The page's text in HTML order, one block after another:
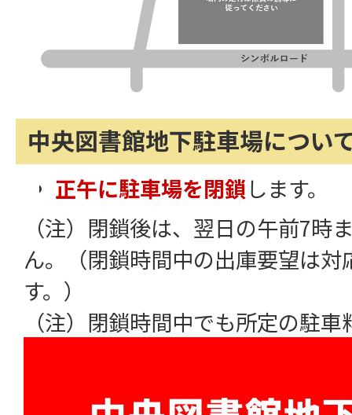
中央図書館地下駐車場につい
正午に駐車場を閉鎖します。
（注）閉鎖後は、翌日の午前7時
ん。（閉鎖時間中の出庫要望は対
す。）
（注）閉鎖時間中でも所定の駐